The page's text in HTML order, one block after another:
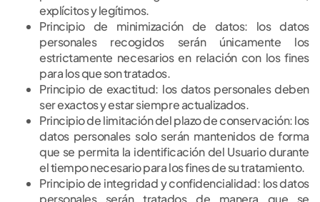
explícitos y legítimos.
Principio de minimización de datos: los datos
personales recogidos serán únicamente los
estrictamente necesarios en relación con los fines
para los que son tratados.
Principio de exactitud: los datos personales deben
ser exactos y estar siempre actualizados.
Principio de limitación del plazo de conservación: los
datos personales solo serán mantenidos de forma
que se permita la identificación del Usuario durante
el tiempo necesario para los fines de su tratamiento.
Principio de integridad y confidencialidad: los datos